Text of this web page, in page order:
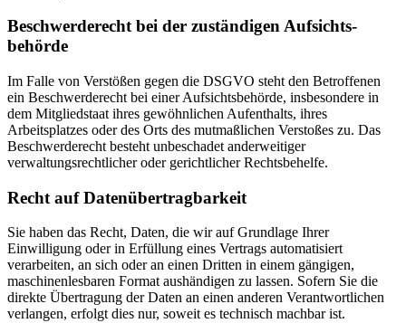
Beschwerde­recht bei der zuständigen Aufsichts­
behörde
Im Falle von Verstößen gegen die DSGVO steht den Betroffenen
ein Beschwerderecht bei einer Aufsichtsbehörde, insbesondere in
dem Mitgliedstaat ihres gewöhnlichen Aufenthalts, ihres
Arbeitsplatzes oder des Orts des mutmaßlichen Verstoßes zu. Das
Beschwerderecht besteht unbeschadet anderweitiger
verwaltungsrechtlicher oder gerichtlicher Rechtsbehelfe.
Recht auf Daten­übertrag­barkeit
Sie haben das Recht, Daten, die wir auf Grundlage Ihrer
Einwilligung oder in Erfüllung eines Vertrags automatisiert
verarbeiten, an sich oder an einen Dritten in einem gängigen,
maschinenlesbaren Format aushändigen zu lassen. Sofern Sie die
direkte Übertragung der Daten an einen anderen Verantwortlichen
verlangen, erfolgt dies nur, soweit es technisch machbar ist.